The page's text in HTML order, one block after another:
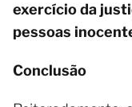
exercício da
pessoas
Conclusão